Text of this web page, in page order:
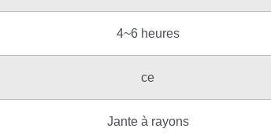
4~6 heures
ce
Jante à rayons